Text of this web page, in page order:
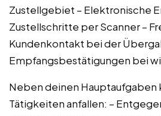
Zustellgebiet – Elektronische
Zustellschritte per Scanner –
Kundenkontakt bei der
Empfangsbestätigungen bei
Neben deinen
Tätigkeiten anfallen: –